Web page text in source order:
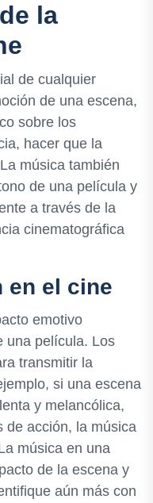
la
de cualquier
de una escena,
sobre los
hacer que la
música también
de una película y
a través de la
cinematográfica
en el cine
emotivo
una película. Los
transmitir la
si una escena
y melancólica,
de acción, la música
música en una
de la escena y
aún más con